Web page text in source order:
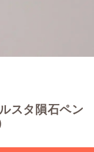
スタ隕石ペン